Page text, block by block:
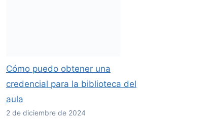
Cómo puedo obtener una
credencial para la biblioteca del
aula
2 de diciembre de 2024